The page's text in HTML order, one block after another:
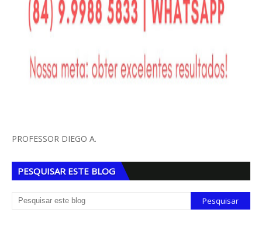
PROFESSOR DIEGO A.
PESQUISAR ESTE BLOG